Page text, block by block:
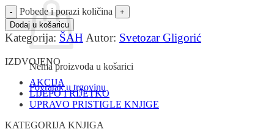
Nema proizvoda u košarici
Povratak u trgovinu
Pobede i porazi količina
Dodaj u košaricu
Kategorija: ŠAH Autor: Svetozar Gligorić
IZDVOJENO
AKCIJA
LIJEPO I RIJETKO
UPRAVO PRISTIGLE KNJIGE
KATEGORIJA KNJIGA